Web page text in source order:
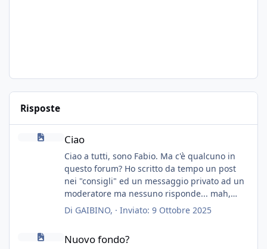
Risposte
Ciao
Ciao a tutti, sono Fabio. Ma c'è qualcuno in
questo forum? Ho scritto da tempo un post
nei "consigli" ed un messaggio privato ad un
moderatore ma nessuno risponde... mah,
chissà... speravo in un consiglio...
Di GAIBINO, · Inviato: 9 Ottobre 2025
Nuovo fondo?
Nuovo fondo?